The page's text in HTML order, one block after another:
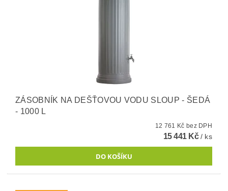
ZÁSOBNÍK NA DEŠŤOVOU VODU SLOUP - ŠEDÁ
- 1000 L
12 761 Kč bez DPH
15 441 Kč/ ks